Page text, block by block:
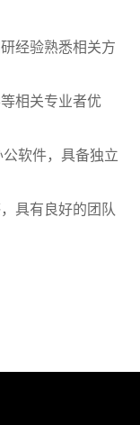
经验熟悉相关方
相关专业者优
公软件，具备独立
具有良好的团队